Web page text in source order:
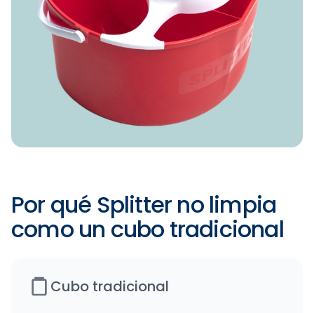
Por qué Splitter no limpia
como un cubo tradicional
Cubo tradicional